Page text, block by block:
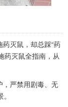
灭鼠，却总踩“药
药灭鼠全指南，从
严禁用剧毒、无